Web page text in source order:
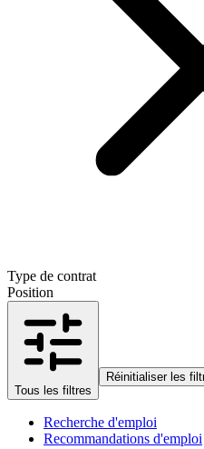
Type de contrat
Position
Tous les filtres
Réinitialiser les
Recherche d'emploi
Recommandations d'emploi